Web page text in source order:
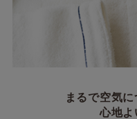
まるで空気に
心地よ